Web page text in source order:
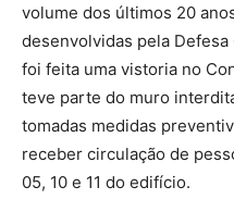
volume dos últimos 20
desenvolvidas pela
foi feita uma vistoria no
teve parte do muro
tomadas medidas
receber circulação de
05, 10 e 11 do edifício.